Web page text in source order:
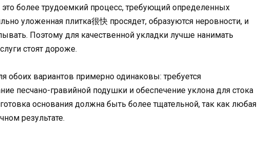
это более трудоемкий процесс, требующий определенных
уложенная плитка很快 просядет, образуются неровности, и
Поэтому для качественной укладки лучше нанимать
стоят дороже.
обоих вариантов примерно одинаковы: требуется
песчано-гравийной подушки и обеспечение уклона для стока
основания должна быть более тщательной, так как любая
результате.